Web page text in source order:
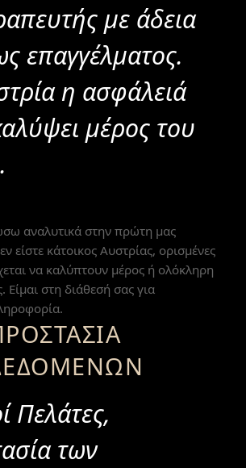
με άδεια
επαγγέλματος.
η ασφάλειά
μέρος του
αναλυτικά στην πρώτη μας
είστε κάτοικος Αυστρίας, ορισμένες
να καλύπτουν μέρος ή ολόκληρη
Είμαι στη διάθεσή σας για
Πελάτες,
των